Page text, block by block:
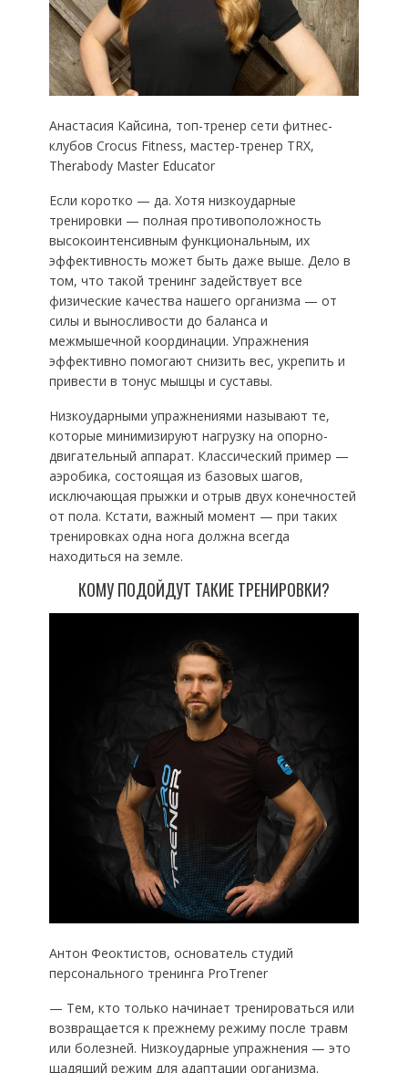
Анастасия Кайсина, топ-тренер сети фитнес-
клубов Crocus Fitness, мастер-тренер TRX,
Therabody Master Educator
Если коротко — да. Хотя низкоударные
тренировки — полная противоположность
высокоинтенсивным функциональным, их
эффективность может быть даже выше. Дело в
том, что такой тренинг задействует все
физические качества нашего организма — от
силы и выносливости до баланса и
межмышечной координации. Упражнения
эффективно помогают снизить вес, укрепить и
привести в тонус мышцы и суставы.
Низкоударными упражнениями называют те,
которые минимизируют нагрузку на опорно-
двигательный аппарат. Классический пример —
аэробика, состоящая из базовых шагов,
исключающая прыжки и отрыв двух конечностей
от пола. Кстати, важный момент — при таких
тренировках одна нога должна всегда
находиться на земле.
КОМУ ПОДОЙДУТ ТАКИЕ ТРЕНИРОВКИ?
Антон Феоктистов, основатель студий
персонального тренинга ProTrener
— Тем, кто только начинает тренироваться или
возвращается к прежнему режиму после травм
или болезней. Низкоударные упражнения — это
щадящий режим для адаптации организма.